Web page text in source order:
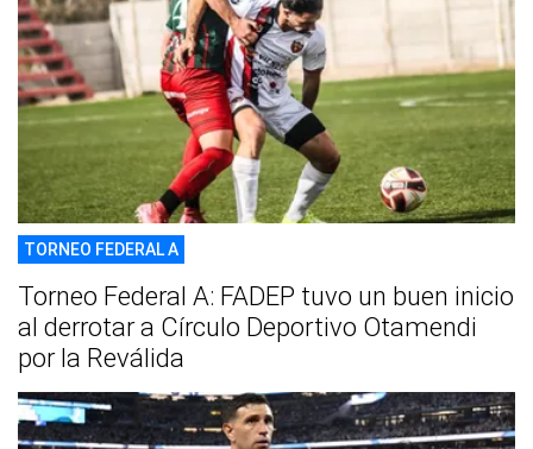
TORNEO FEDERAL A
Torneo Federal A: FADEP tuvo un buen inicio
al derrotar a Círculo Deportivo Otamendi
por la Reválida